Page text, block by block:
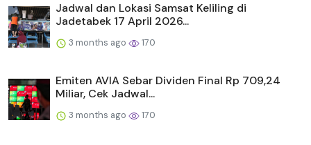
Jadwal dan Lokasi Samsat Keliling di
Jadetabek 17 April 2026...
3 months ago 170
Emiten AVIA Sebar Dividen Final Rp 709,24
Miliar, Cek Jadwal...
3 months ago 170